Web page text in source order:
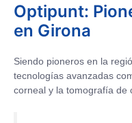
Optipunt:
en Girona
Siendo pioneros en la
tecnologías avanzadas
corneal y la tomografía de